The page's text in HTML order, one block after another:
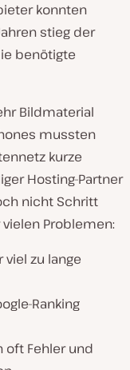
konnten
stieg der
benötigte
Bildmaterial
mussten
kurze
Hosting-Partner
nicht Schritt
Problemen:
zu lange
Ranking
oft Fehler und